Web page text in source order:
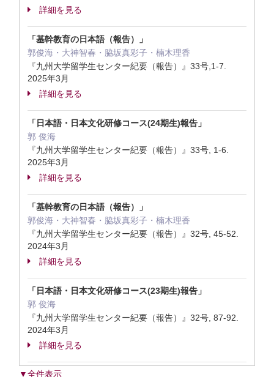
詳細を見る
「基幹教育の日本語（報告）」
郭俊海・大神智春・脇坂真彩子・楠木理香
『九州大学留学生センター紀要（報告）』33号,1-7.
2025年3月
詳細を見る
「日本語・日本文化研修コース(24期生)報告」
郭 俊海
『九州大学留学生センター紀要（報告）』33号, 1-6.
2025年3月
詳細を見る
「基幹教育の日本語（報告）」
郭俊海・大神智春・脇坂真彩子・楠木理香
『九州大学留学生センター紀要（報告）』32号, 45-52.
2024年3月
詳細を見る
「日本語・日本文化研修コース(23期生)報告」
郭 俊海
『九州大学留学生センター紀要（報告）』32号, 87-92.
2024年3月
詳細を見る
▼全件表示